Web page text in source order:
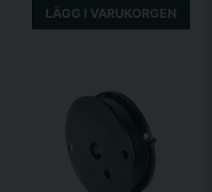
LÄGG I VARUKORGEN